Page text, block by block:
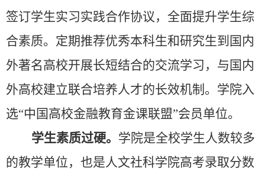
签订学生实习实践合作协议，全面提升学生综
合素质。定期推荐优秀本科生和研究生到国内
外著名高校开展长短结合的交流学习，与国内
外高校建立联合培养人才的长效机制。学院入
选“中国高校金融教育金课联盟”会员单位。
学生素质过硬。 学院是全校学生人数较多
的教学单位，也是人文社科学院高考录取分数